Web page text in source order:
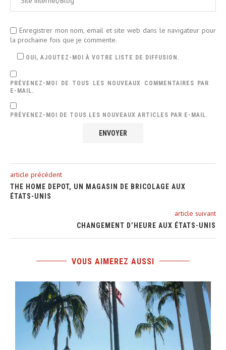
Enregistrer mon nom, email et site web dans le navigateur pour
la prochaine fois que je commente.
OUI, AJOUTEZ-MOI À VOTRE LISTE DE DIFFUSION.
PRÉVENEZ-MOI DE TOUS LES NOUVEAUX COMMENTAIRES PAR
E-MAIL.
PRÉVENEZ-MOI DE TOUS LES NOUVEAUX ARTICLES PAR E-MAIL.
article précédent
THE HOME DEPOT, UN MAGASIN DE BRICOLAGE AUX
ÉTATS-UNIS
article suivant
CHANGEMENT D’HEURE AUX ÉTATS-UNIS
VOUS AIMEREZ AUSSI